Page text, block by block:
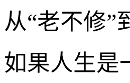
从“老不修”
如果人生是